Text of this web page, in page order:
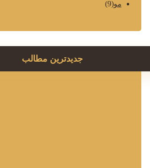
مو(9)
جدیدترین مطالب